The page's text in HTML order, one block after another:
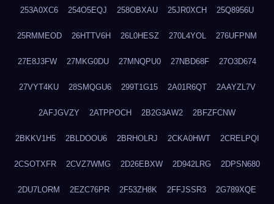
253A0XC6 254O5EQJ 258OBXAU 25JR0XCH 25Q8956U
25RMMEOD 26HTTV6H 26L0HESZ 270L4YOL 276UFPNM
27E8J3FW 27MKG0DU 27MNQPU0 27NBD68F 27O3D674
27VYT4KU 28SMQGU6 299T1G15 2A01R6QT 2AAYZL7V
2AFJGVZY 2ATPPOCH 2B2G3AW2 2BFZFCNW
2BKKV1H5 2BLDOOU6 2BRHOLRJ 2CKA0HWT 2CRELPQI
2CSOTXFR 2CVZ7WMG 2D26EBXW 2D942LRG 2DPSN680
2DU7LORM 2EZC76PR 2F53ZH8K 2FFJSSR3 2G789XQE